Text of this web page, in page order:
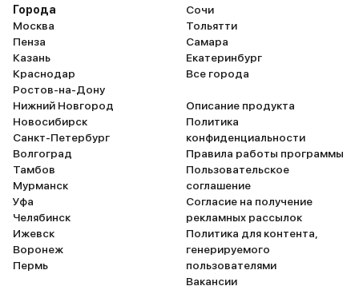
Города
Москва
Пенза
Казань
Краснодар
Ростов-на-Дону
Нижний Новгород
Новосибирск
Санкт-Петербург
Волгоград
Тамбов
Мурманск
Уфа
Челябинск
Ижевск
Воронеж
Пермь
Сочи
Тольятти
Самара
Екатеринбург
Все города
Описание продукта
Политика
конфиденциальности
Правила работы программы
Пользовательское
соглашение
Согласие на получение
рекламных рассылок
Политика для контента,
генерируемого
пользователями
Вакансии